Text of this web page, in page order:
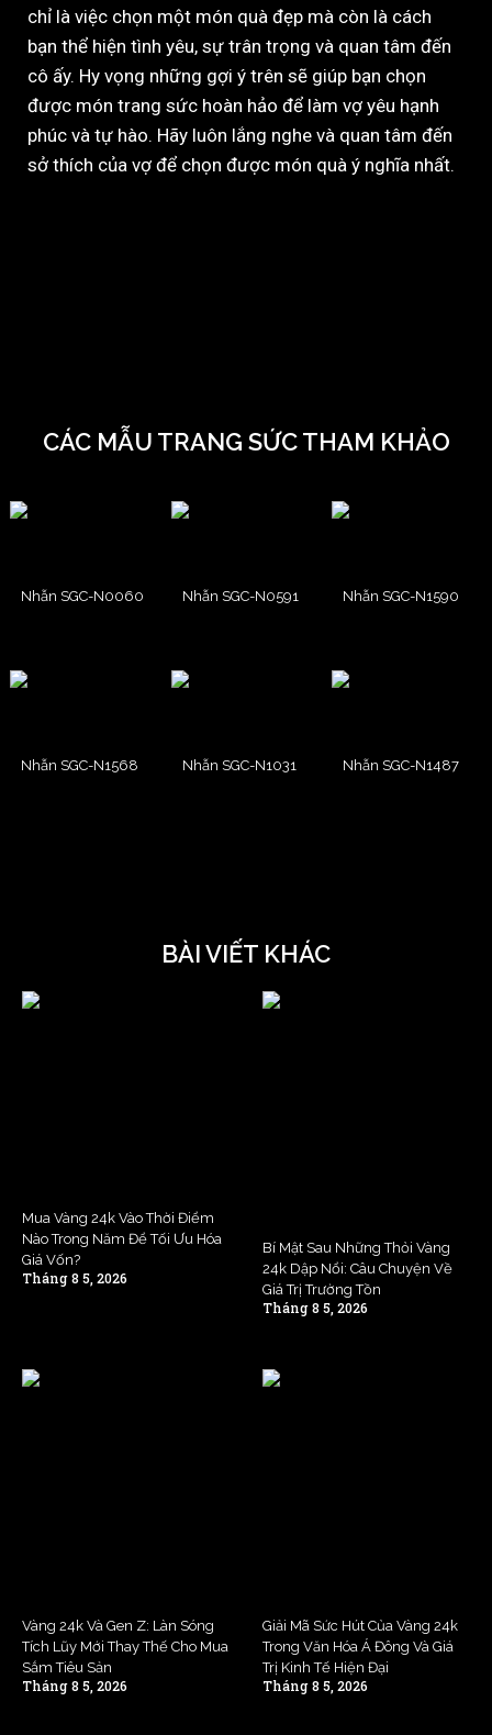
chỉ là việc chọn một món quà đẹp mà còn là cách
bạn thể hiện tình yêu, sự trân trọng và quan tâm đến
cô ấy. Hy vọng những gợi ý trên sẽ giúp bạn chọn
được món trang sức hoàn hảo để làm vợ yêu hạnh
phúc và tự hào. Hãy luôn lắng nghe và quan tâm đến
sở thích của vợ để chọn được món quà ý nghĩa nhất.
CÁC MẪU TRANG SỨC THAM KHẢO
Nhẫn SGC-N0060 Nhẫn SGC-N0591 Nhẫn SGC-N1590
Nhẫn SGC-N1568 Nhẫn SGC-N1031 Nhẫn SGC-N1487
BÀI VIẾT KHÁC
Mua Vàng 24k Vào Thời Điểm
Nào Trong Năm Để Tối Ưu Hóa
Giá Vốn?
Tháng 8 5, 2026
Bí Mật Sau Những Thỏi Vàng
24k Dập Nổi: Câu Chuyện Về
Giá Trị Trường Tồn
Tháng 8 5, 2026
Vàng 24k Và Gen Z: Làn Sóng
Tích Lũy Mới Thay Thế Cho Mua
Sắm Tiêu Sản
Tháng 8 5, 2026
Giải Mã Sức Hút Của Vàng 24k
Trong Văn Hóa Á Đông Và Giá
Trị Kinh Tế Hiện Đại
Tháng 8 5, 2026